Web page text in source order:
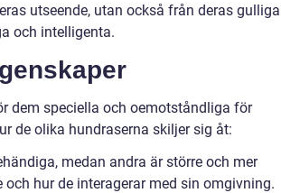
utseende, utan också från deras gulliga
och intelligenta.
dem speciella och oemotståndliga för
de olika hundraserna skiljer sig åt:
medan andra är större och mer
hur de interagerar med sin omgivning.